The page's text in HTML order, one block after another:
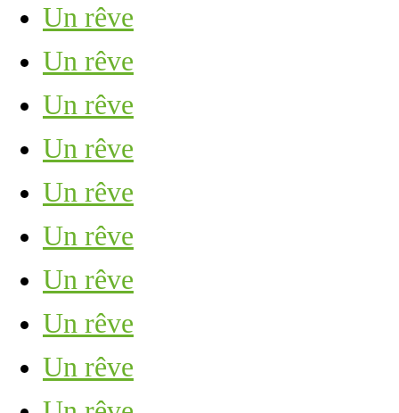
Un rêve
Un rêve
Un rêve
Un rêve
Un rêve
Un rêve
Un rêve
Un rêve
Un rêve